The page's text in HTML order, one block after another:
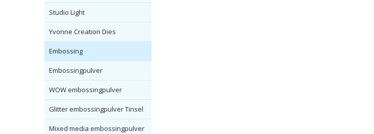
Studio Light
Yvonne Creation Dies
Embossing
Embossingpulver
WOW embossingpulver
Glitter embossingpulver Tinsel
Mixed media embossingpulver